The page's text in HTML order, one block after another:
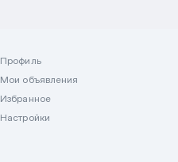
Профиль
Мои объявления
Избранное
Настройки